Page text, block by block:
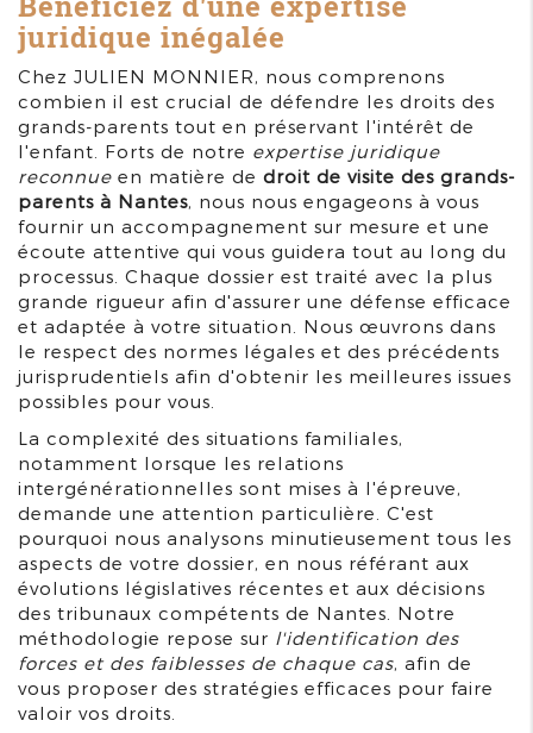
juridique inégalée
Chez JULIEN MONNIER, nous comprenons
combien il est crucial de défendre les droits des
grands-parents tout en préservant l'intérêt de
l'enfant. Forts de notre expertise juridique
reconnue en matière de droit de visite des grands-
parents à Nantes, nous nous engageons à vous
fournir un accompagnement sur mesure et une
écoute attentive qui vous guidera tout au long du
processus. Chaque dossier est traité avec la plus
grande rigueur afin d'assurer une défense efficace
et adaptée à votre situation. Nous œuvrons dans
le respect des normes légales et des précédents
jurisprudentiels afin d'obtenir les meilleures issues
possibles pour vous.
La complexité des situations familiales,
notamment lorsque les relations
intergénérationnelles sont mises à l'épreuve,
demande une attention particulière. C'est
pourquoi nous analysons minutieusement tous les
aspects de votre dossier, en nous référant aux
évolutions législatives récentes et aux décisions
des tribunaux compétents de Nantes. Notre
méthodologie repose sur l'identification des
forces et des faiblesses de chaque cas, afin de
vous proposer des stratégies efficaces pour faire
valoir vos droits.